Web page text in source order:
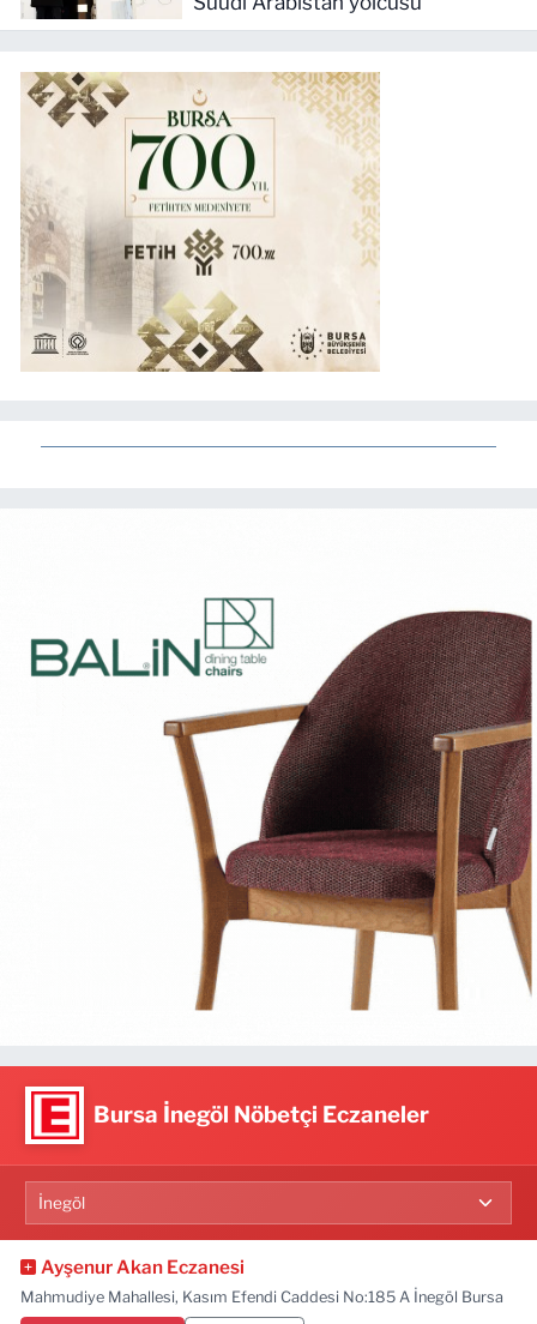
Bursa İnegöl Nöbetçi Eczaneler
Ayşenur Akan Eczanesi
Mahmudiye Mahallesi, Kasım Efendi Caddesi No:185 A İnegöl Bursa